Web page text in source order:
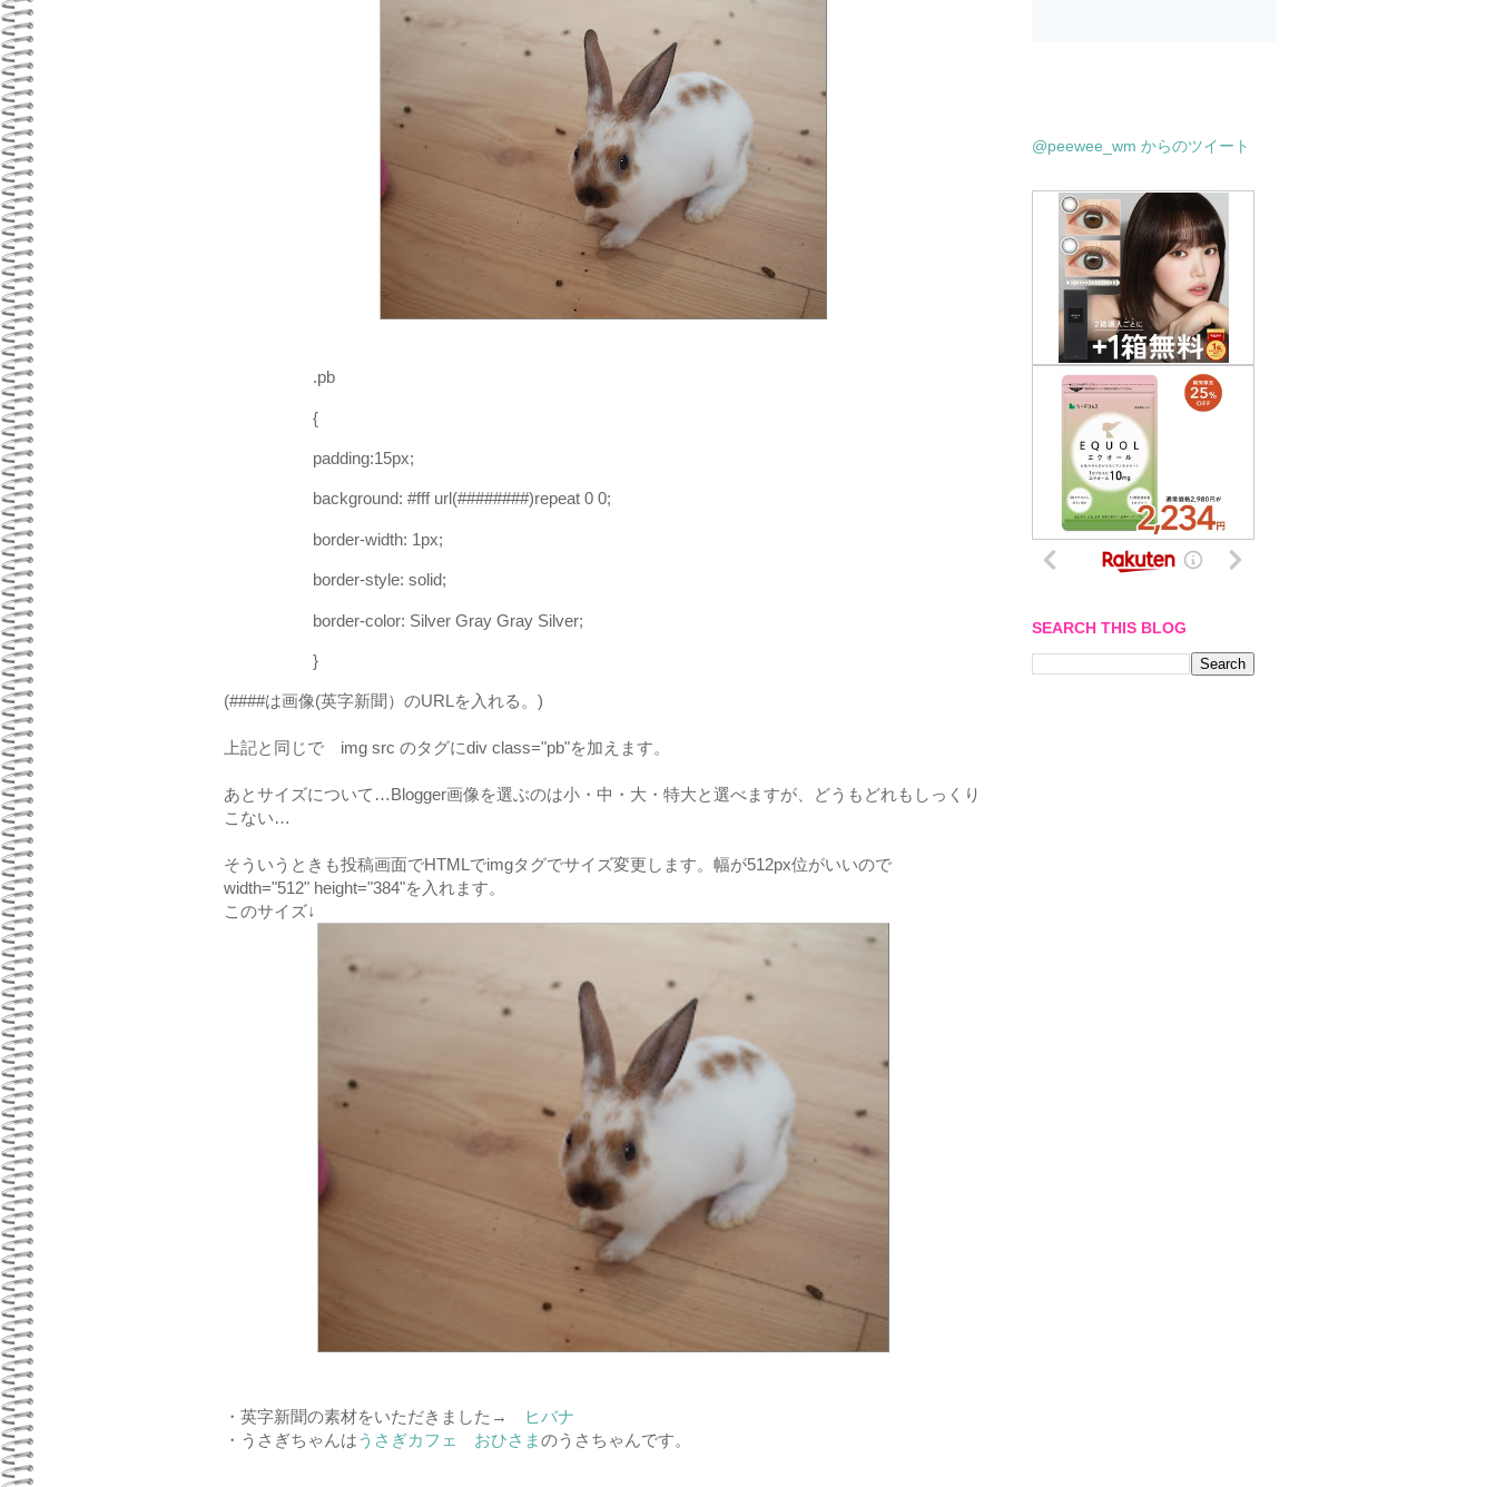
.pb
{
padding:15px;
background: #fff url(########)repeat 0 0;
border-width: 1px;
border-style: solid;
border-color: Silver Gray Gray Silver;
}
(####は画像(英字新聞）のURLを入れる。)
上記と同じで img src のタグにdiv class="pb"を加えます。
あとサイズについて…Blogger画像を選ぶのは小・中・大・特大と選べますが、どうもどれもしっくり
こない…
そういうときも投稿画面でHTMLでimgタグでサイズ変更します。幅が512px位がいいので
width="512" height="384"を入れます。
このサイズ↓
・英字新聞の素材をいただきました→
ヒバナ
・うさぎちゃんはうさぎカフェ おひさまのうさちゃんです。
@peewee_wm からのツイート
SEARCH THIS BLOG